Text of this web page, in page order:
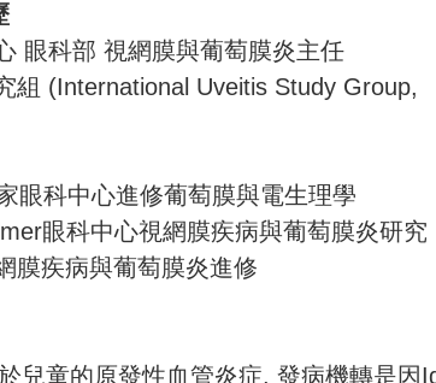
眼科部 視網膜與葡萄膜炎主任
組 (International Uveitis Study Group,
眼科中心進修葡萄膜與電生理學
眼科中心視網膜疾病與葡萄膜炎研究
膜疾病與葡萄膜炎進修
兒童的原發性血管炎症, 發病機轉是因